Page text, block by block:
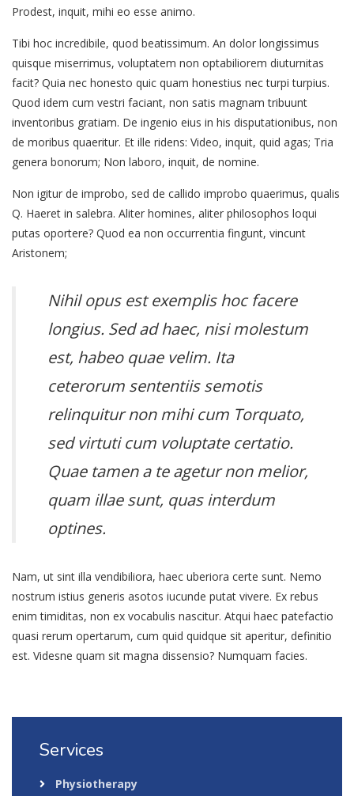
Prodest, inquit, mihi eo esse animo.
Tibi hoc incredibile, quod beatissimum. An dolor longissimus
quisque miserrimus, voluptatem non optabiliorem diuturnitas
facit? Quia nec honesto quic quam honestius nec turpi turpius.
Quod idem cum vestri faciant, non satis magnam tribuunt
inventoribus gratiam. De ingenio eius in his disputationibus, non
de moribus quaeritur. Et ille ridens: Video, inquit, quid agas; Tria
genera bonorum; Non laboro, inquit, de nomine.
Non igitur de improbo, sed de callido improbo quaerimus, qualis
Q. Haeret in salebra. Aliter homines, aliter philosophos loqui
putas oportere? Quod ea non occurrentia fingunt, vincunt
Aristonem;
Nihil opus est exemplis hoc facere
longius. Sed ad haec, nisi molestum
est, habeo quae velim. Ita
ceterorum sententiis semotis
relinquitur non mihi cum Torquato,
sed virtuti cum voluptate certatio.
Quae tamen a te agetur non melior,
quam illae sunt, quas interdum
optines.
Nam, ut sint illa vendibiliora, haec uberiora certe sunt. Nemo
nostrum istius generis asotos iucunde putat vivere. Ex rebus
enim timiditas, non ex vocabulis nascitur. Atqui haec patefactio
quasi rerum opertarum, cum quid quidque sit aperitur, definitio
est. Videsne quam sit magna dissensio? Numquam facies.
Services
Physiotherapy